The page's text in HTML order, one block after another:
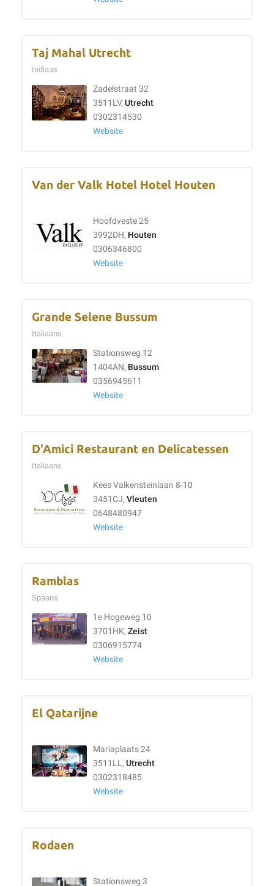
Taj Mahal Utrecht
Indiaas
Zadelstraat 32
3511LV, Utrecht
0302314530
Website
Van der Valk Hotel Hotel Houten
Hoofdveste 25
3992DH, Houten
0306346800
Website
Grande Selene Bussum
Italiaans
Stationsweg 12
1404AN, Bussum
0356945611
Website
D'Amici Restaurant en Delicatessen
Italiaans
Kees Valkensteinlaan 8-10
3451CJ, Vleuten
0648480947
Website
Ramblas
Spaans
1e Hogeweg 10
3701HK, Zeist
0306915774
Website
El Qatarijne
Mariaplaats 24
3511LL, Utrecht
0302318485
Website
Rodaen
Stationsweg 3